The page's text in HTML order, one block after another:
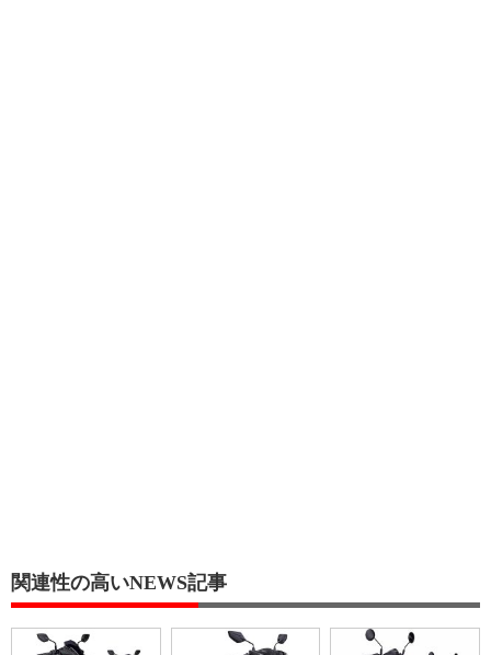
関連性の高いNEWS記事